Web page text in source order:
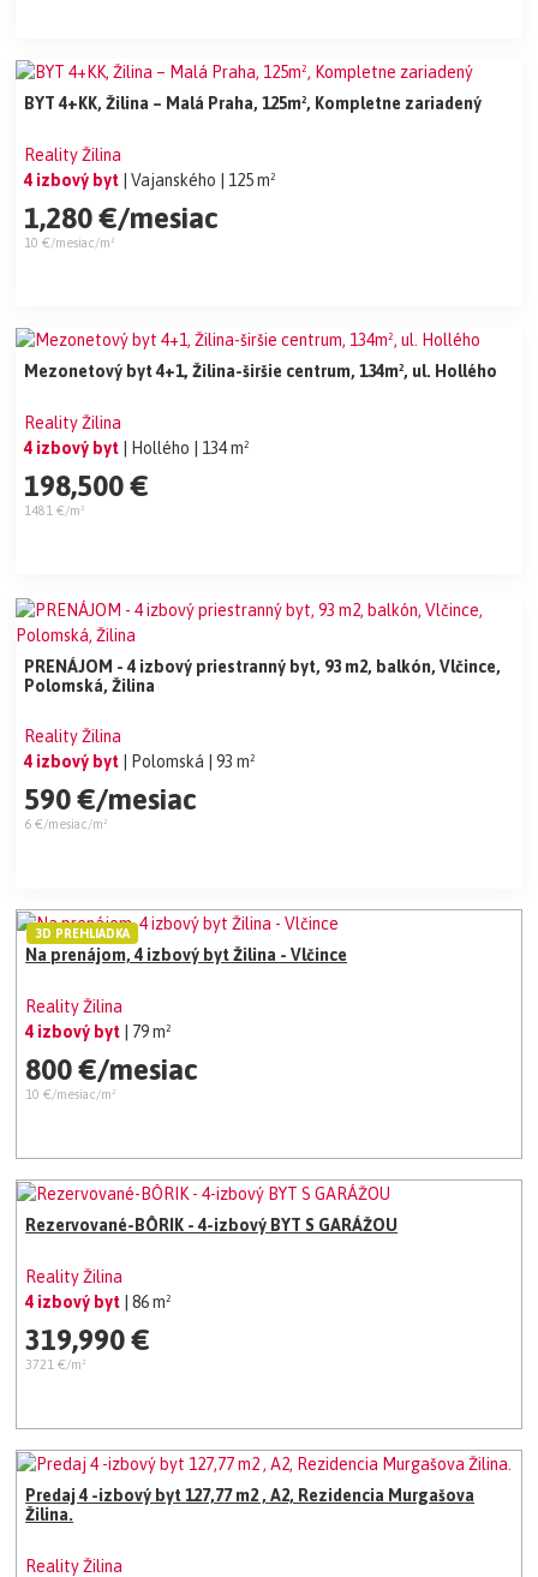
BYT 4+KK, Žilina – Malá Praha, 125m², Kompletne zariadený
Reality Žilina
4 izbový byt
| Vajanského | 125 m²
1,280 €/mesiac
10 €/mesiac/m²
Mezonetový byt 4+1, Žilina-širšie centrum, 134m², ul. Hollého
Reality Žilina
4 izbový byt
| Hollého | 134 m²
198,500 €
1481 €/m²
PRENÁJOM - 4 izbový priestranný byt, 93 m2, balkón, Vlčince,
Polomská, Žilina
Reality Žilina
4 izbový byt
| Polomská | 93 m²
590 €/mesiac
6 €/mesiac/m²
Na prenájom, 4 izbový byt Žilina - Vlčince
Reality Žilina
4 izbový byt | 79 m²
800 €/mesiac
10 €/mesiac/m²
3D PREHLIADKA
Rezervované-BÔRIK - 4-izbový BYT S GARÁŽOU
Reality Žilina
4 izbový byt
| 86 m²
319,990 €
3721 €/m²
Predaj 4 -izbový byt 127,77 m2 , A2, Rezidencia Murgašova
Žilina.
Reality Žilina